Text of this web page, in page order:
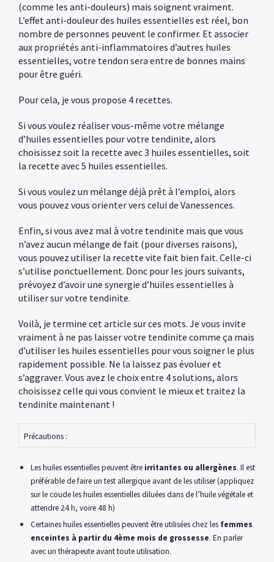
(comme les anti-douleurs) mais soignent vraiment.
L’effet anti-douleur des huiles essentielles est réel, bon
nombre de personnes peuvent le confirmer. Et associer
aux propriétés anti-inflammatoires d’autres huiles
essentielles, votre tendon sera entre de bonnes mains
pour être guéri.
Pour cela, je vous propose 4 recettes.
Si vous voulez réaliser vous-même votre mélange
d’huiles essentielles pour votre tendinite, alors
choisissez soit la recette avec 3 huiles essentielles, soit
la recette avec 5 huiles essentielles.
Si vous voulez un mélange déjà prêt à l’emploi, alors
vous pouvez vous orienter vers celui de Vanessences.
Enfin, si vous avez mal à votre tendinite mais que vous
n’avez aucun mélange de fait (pour diverses raisons),
vous pouvez utiliser la recette vite fait bien fait. Celle-ci
s’utilise ponctuellement. Donc pour les jours suivants,
prévoyez d’avoir une synergie d’huiles essentielles à
utiliser sur votre tendinite.
Voilà, je termine cet article sur ces mots. Je vous invite
vraiment à ne pas laisser votre tendinite comme ça mais
d’utiliser les huiles essentielles pour vous soigner le plus
rapidement possible. Ne la laissez pas évoluer et
s’aggraver. Vous avez le choix entre 4 solutions, alors
choisissez celle qui vous convient le mieux et traitez la
tendinite maintenant !
Précautions :
Les huiles essentielles peuvent être irritantes ou allergènes. Il est
préférable de faire un test allergique avant de les utiliser (appliquez
sur le coude les huiles essentielles diluées dans de l’huile végétale et
attendre 24 h, voire 48 h)
Certaines huiles essentielles peuvent être utilisées chez les femmes
enceintes à partir du 4ème mois de grossesse. En parler
avec un thérapeute avant toute utilisation.